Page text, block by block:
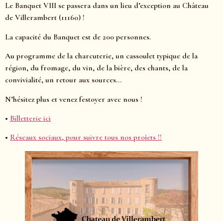
Le Banquet VIII se passera dans un lieu d’exception au Château
de Villerambert (11160) !
La capacité du Banquet est de 200 personnes.
Au programme de la charcuterie, un cassoulet typique de la
région, du fromage, du vin, de la bière, des chants, de la
convivialité, un retour aux sources…
N’hésitez plus et venez festoyer avec nous !
• Billetterie ici
• Réseaux sociaux, pour suivre tous nos projets !!